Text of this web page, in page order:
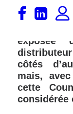
De
exposée
côtés
mais,
cette
considérée